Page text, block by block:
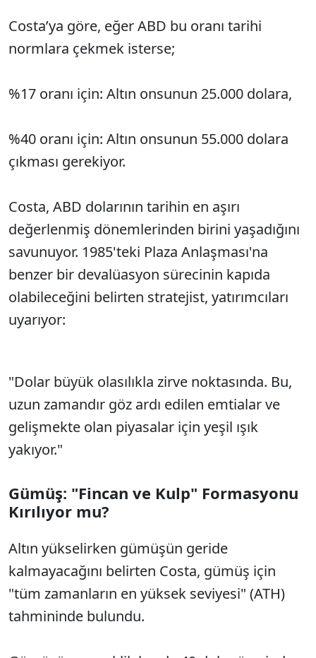
Costa’ya göre, eğer ABD bu oranı tarihi
normlara çekmek isterse;
%17 oranı için: Altın onsunun 25.000 dolara,
%40 oranı için: Altın onsunun 55.000 dolara
çıkması gerekiyor.
Costa, ABD dolarının tarihin en aşırı
değerlenmiş dönemlerinden birini yaşadığını
savunuyor. 1985'teki Plaza Anlaşması'na
benzer bir devalüasyon sürecinin kapıda
olabileceğini belirten stratejist, yatırımcıları
uyarıyor:
"Dolar büyük olasılıkla zirve noktasında. Bu,
uzun zamandır göz ardı edilen emtialar ve
gelişmekte olan piyasalar için yeşil ışık
yakıyor."
Gümüş: "Fincan ve Kulp" Formasyonu
Kırılıyor mu?
Altın yükselirken gümüşün geride
kalmayacağını belirten Costa, gümüş için
"tüm zamanların en yüksek seviyesi" (ATH)
tahmininde bulundu.